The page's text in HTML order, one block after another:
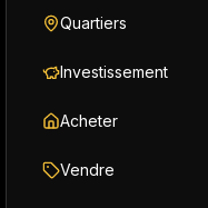
Quartiers
Investissement
Acheter
Vendre